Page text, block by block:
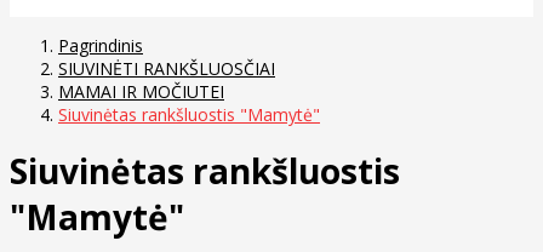
Pagrindinis
SIUVINĖTI RANKŠLUOSČIAI
MAMAI IR MOČIUTEI
Siuvinėtas rankšluostis "Mamytė"
Siuvinėtas rankšluostis
"Mamytė"